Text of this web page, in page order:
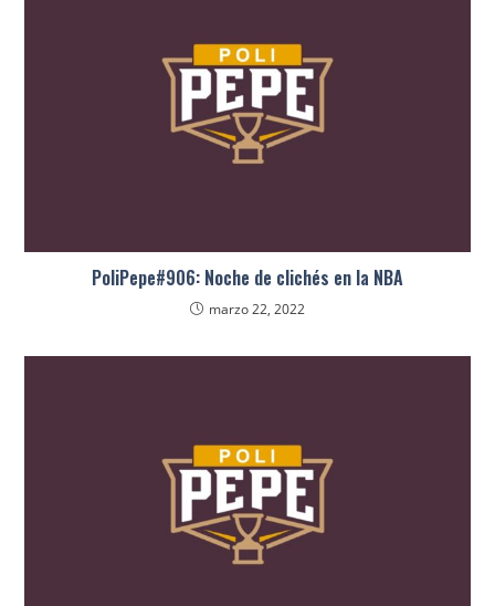
PoliPepe#906: Noche de clichés en la NBA
marzo 22, 2022